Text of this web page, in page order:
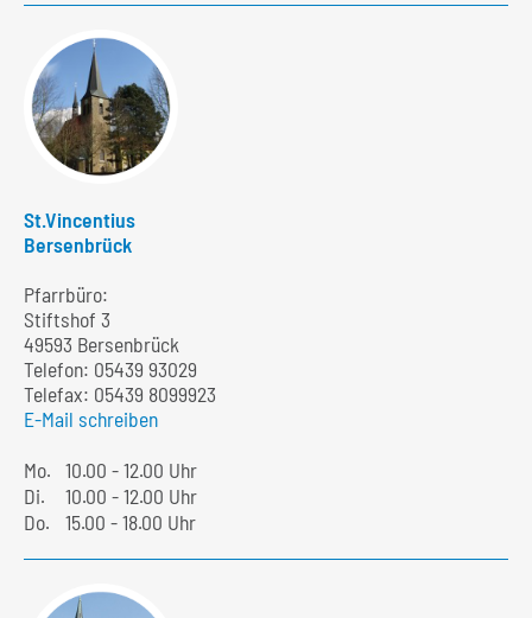
St.Vincentius
Bersenbrück
Pfarrbüro:
Stiftshof 3
49593 Bersenbrück
Telefon: 05439 93029
Telefax: 05439 8099923
E-Mail schreiben
Mo. 10.00 - 12.00 Uhr
Di.
10.00 - 12.00 Uhr
Do.
15.00 - 18.00 Uhr